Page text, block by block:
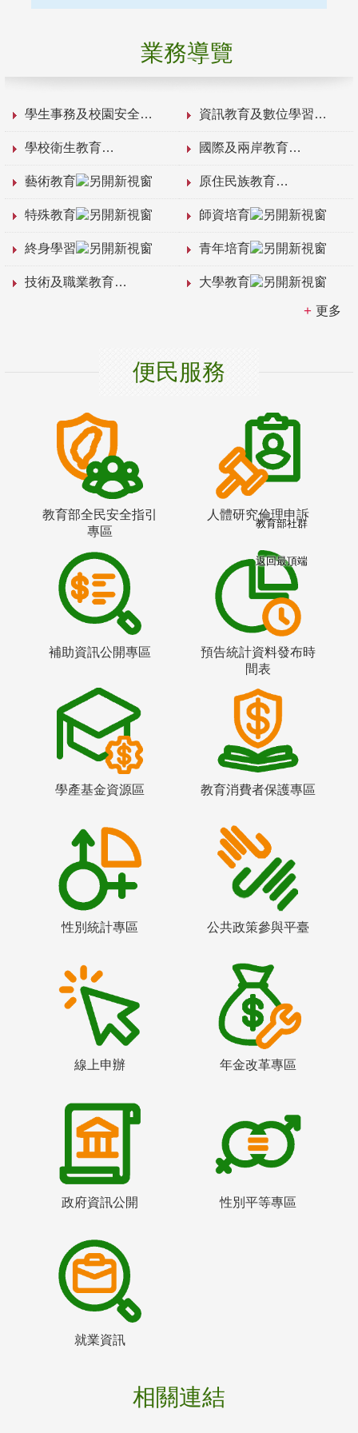
業務導覽
學生事務及校園安全 資訊教育及數位學習
學校衛生教育 國際及兩岸教育
藝術教育 原住民族教育
特殊教育 師資培育
終身學習 青年培育
技術及職業教育 大學教育
更多
便民服務
教育部全民安全指引
專區
人體研究倫理申訴
補助資訊公開專區
預告統計資料發布時
間表
學產基金資源區 教育消費者保護專區
性別統計專區 公共政策參與平臺
線上申辦 年金改革專區
政府資訊公開 性別平等專區
就業資訊
相關連結
教育部社群
返回最頂端